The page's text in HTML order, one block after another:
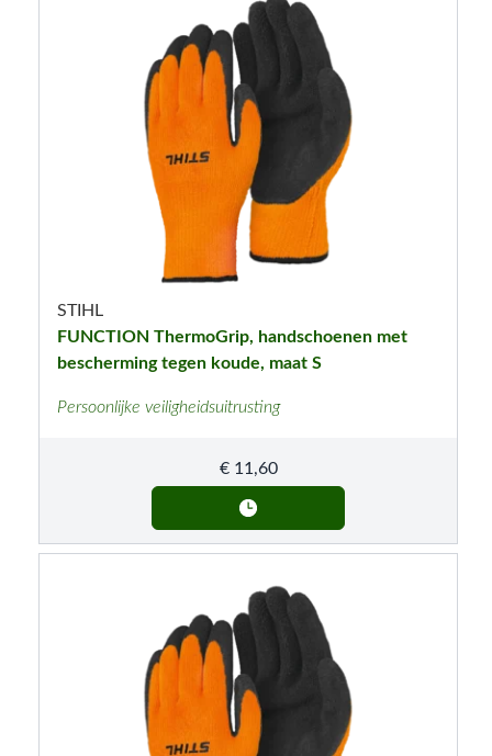
STIHL
FUNCTION ThermoGrip, handschoenen met
bescherming tegen koude, maat S
Persoonlijke veiligheidsuitrusting
€11,60